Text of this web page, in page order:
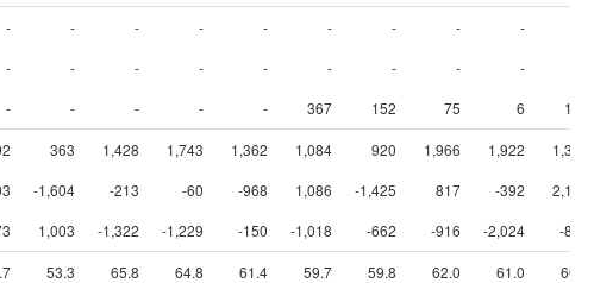
- - - - - - - - -
- - - - - - - - -
- - - - - 367 152 75 6 104
363 1,428 1,743 1,362 1,084 920 1,966 1,922 1,392
-1,604 -213 -60 -968 1,086 -1,425 817 -392 2,123
1,003 -1,322 -1,229 -150 -1,018 -662 -916 -2,024 -862
53.3 65.8 64.8 61.4 59.7 59.8 62.0 61.0 60.8